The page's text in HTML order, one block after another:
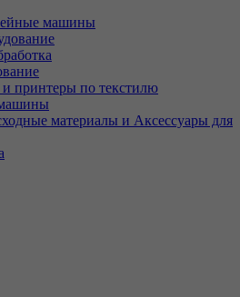
машины
принтеры по текстилю
материалы и Аксессуары для